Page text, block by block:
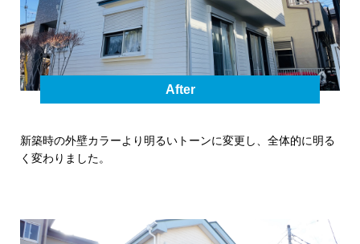
After
新築時の外壁カラーより明るいトーンに変更し、全体的に明る
く変わりました。